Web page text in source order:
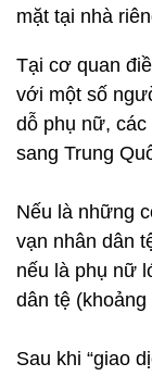
mặt tại nhà
Tại cơ quan
với một số
dỗ phụ nữ, các
sang Trung
Nếu là những
vạn nhân dân
nếu là phụ nữ
dân tệ
Sau khi “giao